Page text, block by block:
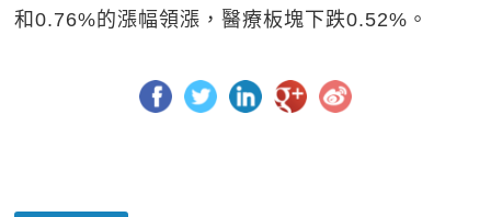
和0.76%的漲幅領漲，醫療板塊下跌0.52%。